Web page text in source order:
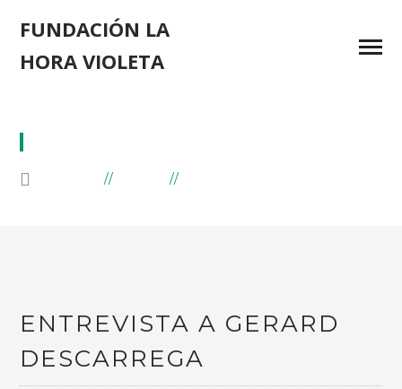
FUNDACIÓN LA
HORA VIOLETA
ENTREVISTA A GERARD
DESCARREGA